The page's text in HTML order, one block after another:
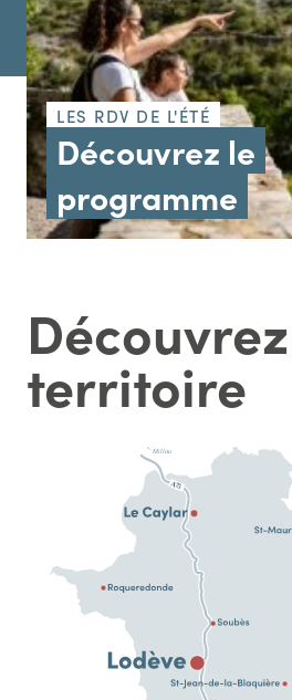
LES RDV DE L'ÉTÉ
Découvrez le
programme
territoire